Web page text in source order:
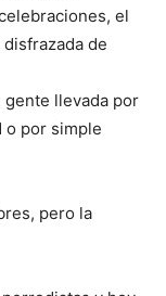
el
de
gente llevada por
o por simple
pero la